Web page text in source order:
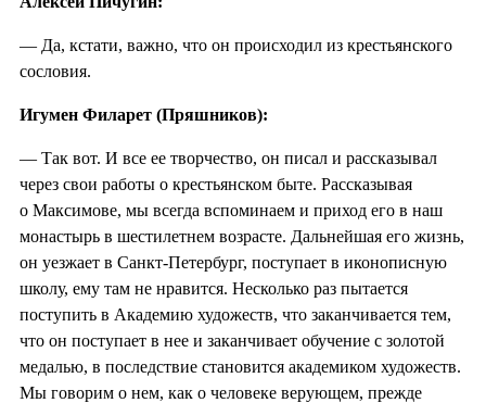
— Да, кстати, важно, что он происходил из крестьянского
сословия.
Игумен Филарет (Пряшников):
— Так вот. И все ее творчество, он писал и рассказывал
через свои работы о крестьянском быте. Рассказывая
о Максимове, мы всегда вспоминаем и приход его в наш
монастырь в шестилетнем возрасте. Дальнейшая его жизнь,
он уезжает в Санкт-Петербург, поступает в иконописную
школу, ему там не нравится. Несколько раз пытается
поступить в Академию художеств, что заканчивается тем,
что он поступает в нее и заканчивает обучение с золотой
медалью, в последствие становится академиком художеств.
Мы говорим о нем, как о человеке верующем, прежде